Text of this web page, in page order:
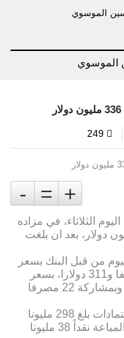
+
=
-
الثلاثاء، في مزاده
الأجنبية ببيع أكثر من 336 مليون دولار، بعد ان بلغت
من قبل البنك بسعر
المزاد من الدولار بلغ 336 مليوناً و991 ألفا و311 دولارا، بسعر
صرف 1166 دينارا مقابل الدولار الواحد، وبمشاركة 22 مصرفا
وأشار إلى ان “حجم مبالغ الحوالات والاعتمادات بلغ 298 مليونا
و91 الفاً و311 دولارا، فيما كانت الكمية المباعة نقداً 38 مليونا